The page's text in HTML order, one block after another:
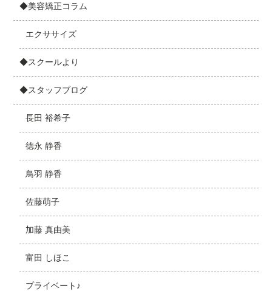
◆美容矯正コラム
エクササイズ
◆スクールより
◆スタッフブログ
長田 裕希子
徳永 静香
鳥羽 静香
佐藤萌子
加藤 真由美
富田 しほこ
プライベート♪